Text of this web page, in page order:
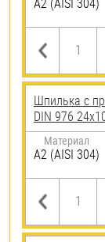
Шпилька с
DIN 976
Материал
А2 (AISI 304)